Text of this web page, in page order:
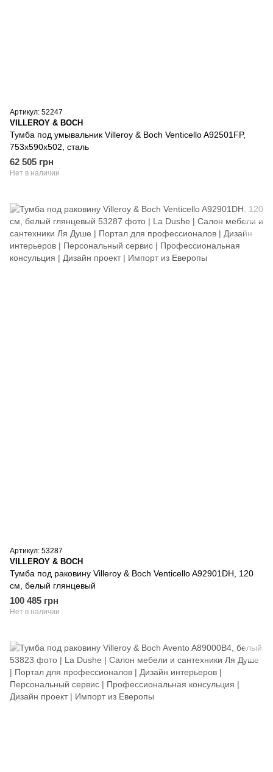
Артикул: 52247
VILLEROY & BOCH
Тумба под умывальник Villeroy & Boch Venticello A92501FP,
753x590x502, сталь
62 505 грн
Нет в наличии
Артикул: 53287
VILLEROY & BOCH
Тумба под раковину Villeroy & Boch Venticello A92901DH, 120
см, белый глянцевый
100 485 грн
Нет в наличии